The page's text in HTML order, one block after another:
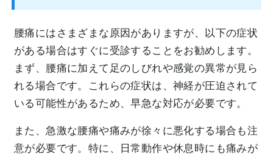
腰痛にはさまざまな原因がありますが、以下の症状
がある場合はすぐに受診することをお勧めします。
まず、腰痛に加えて足のしびれや感覚の異常が見ら
れる場合です。これらの症状は、神経が圧迫されて
いる可能性があるため、早急な対応が必要です。
また、急激な腰痛や痛みが徐々に悪化する場合も注
意が必要です。特に、日常動作や休息時にも痛みが